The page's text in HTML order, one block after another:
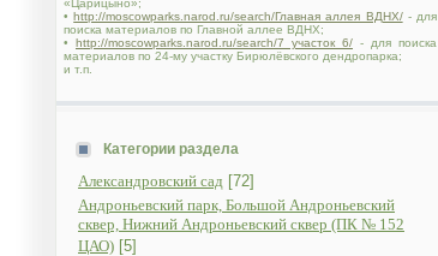
«Царицыно»;
•http://moscowparks.narod.ru/search/Главная аллея ВДНХ/- для
поиска материалов по Главной аллее ВДНХ;
• http://moscowparks.narod.ru/search/7 участок 6/ - для поиска
материалов по 24-му участку Бирюлёвского дендропарка;
и т.п.
Категории раздела
Александровский сад [72]
Андроньевский парк, Большой Андроньевский
сквер, Нижний Андроньевский сквер (ПК № 152
ЦАО) [5]